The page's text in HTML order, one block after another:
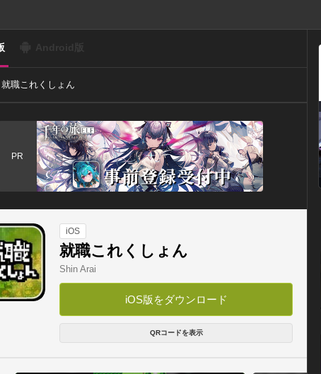
就職これくしょん
PR
iOS
就職これくしょん
Shin Arai
iOS版をダウンロード
QRコードを表示